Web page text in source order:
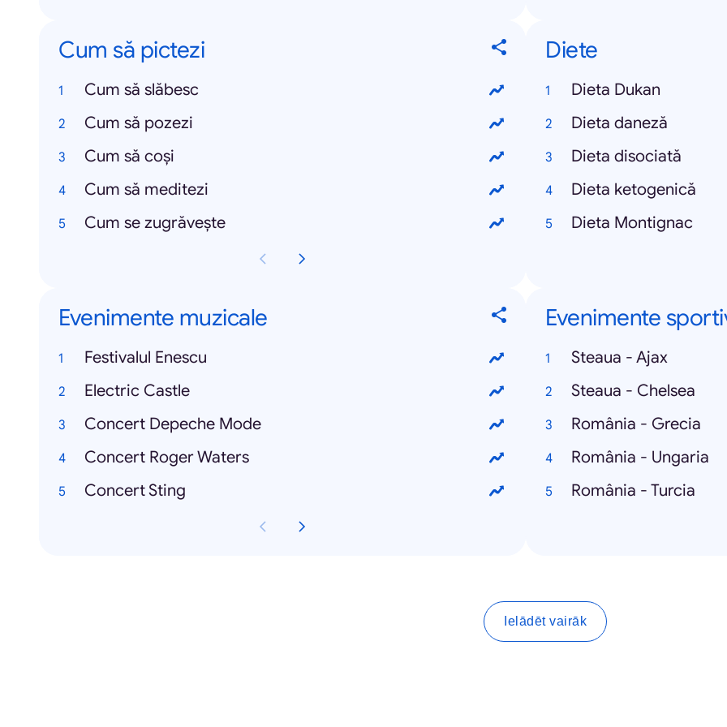
Cum să pictezi
Cum să slăbesc
Cum să pozezi
Cum să coși
Cum să meditezi
Cum se zugrăvește
Diete
Dieta Dukan
Dieta daneză
Dieta disociată
Dieta ketogenică
Dieta Montignac
Evenimente muzicale
Festivalul Enescu
Electric Castle
Concert Depeche Mode
Concert Roger Waters
Concert Sting
Evenimente
Steaua - Ajax
Steaua - Chelsea
România - Grecia
România - Ungaria
România - Turcia
Ielādēt vairāk